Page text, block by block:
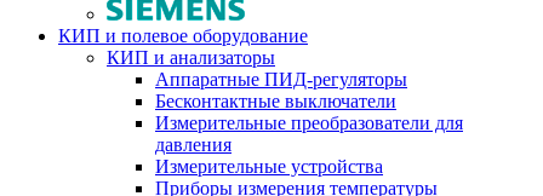
КИП и полевое оборудование
КИП и анализаторы
Аппаратные ПИД-регуляторы
Бесконтактные выключатели
Измерительные преобразователи для
давления
Измерительные устройства
Приборы измерения температуры